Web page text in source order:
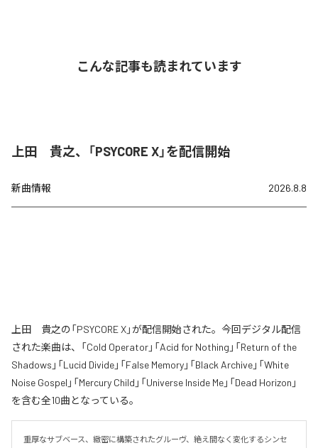
こんな記事も読まれています
上田 貴之、「PSYCORE X」を配信開始
新曲情報 2026.8.8
上田 貴之の「PSYCORE X」が配信開始された。今回デジタル配信
された楽曲は、「Cold Operator」「Acid for Nothing」「Return of the
Shadows」「Lucid Divide」「False Memory」「Black Archive」「White
Noise Gospel」「Mercury Child」「Universe Inside Me」「Dead Horizon」
を含む全10曲となっている。
重厚なサブベース、緻密に構築されたグルーヴ、絶え間なく変化するシンセ